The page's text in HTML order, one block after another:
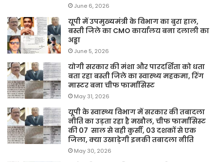
June 6, 2026
यूपी में उपमुख्यमंत्री के विभाग का बुरा हाल,
बस्ती जिले का CMO कार्यालय बना दलाली का
अड्डा
June 5, 2026
योगी सरकार की मंशा और पारदर्शिता को धता
बता रहा बस्ती जिले का स्वास्थ्य महकमा, रिंग
मास्टर बना चीफ फार्मासिस्ट
May 31, 2026
यूपी के स्वास्थ्य विभाग में सरकार की तबादला
नीति का उड़ता रहा है मखौल, चीफ फार्मासिस्ट
की 07 साल से वही कुर्सी, 03 दशकों से एक
जिला, क्या उखाड़ेगी इनकी तबादला नीति
May 30, 2026